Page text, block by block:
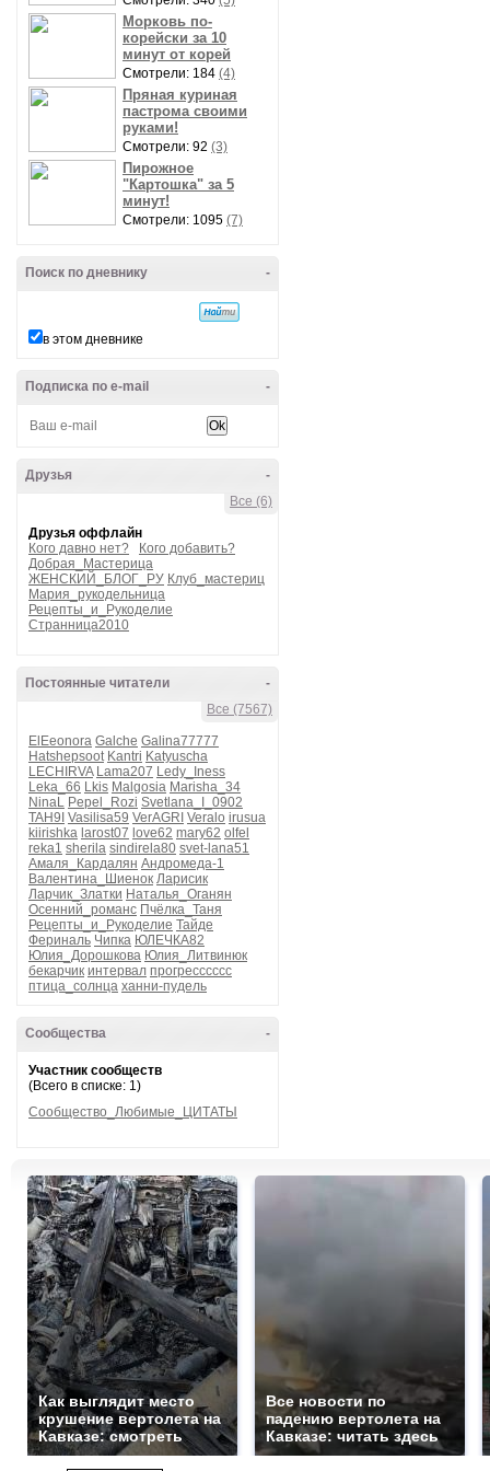
Морковь по-
корейски за 10
минут от корей
Смотрели: 184 (4)
Пряная куриная
пастрома своими
руками!
Смотрели: 92 (3)
Пирожное
"Картошка" за 5
минут!
Смотрели: 1095 (7)
-
Поиск по дневнику
в этом дневнике
-
Подписка по e-mail
-
Друзья
Все (6)
Друзья оффлайн
Кого давно нет?
Кого добавить?
Добрая_Мастерица
ЖЕНСКИЙ_БЛОГ_РУ Клуб_мастериц
Мария_рукодельница
Рецепты_и_Рукоделие
Странница2010
-
Постоянные читатели
Все (7567)
ElEeonora Galche Galina77777
Hatshepsoot Kantri Katyuscha
LECHIRVA Lama207 Ledy_Iness
Leka_66 Lkis Malgosia Marisha_34
NinaL Pepel_Rozi Svetlana_I_0902
TAH9I Vasilisa59 VerAGRI Veralo irusua
kiirishka larost07 love62 mary62 olfel
reka1 sherila sindirela80 svet-lana51
Амаля_Кардалян Андромеда-1
Валентина_Шиенок Ларисик
Ларчик_Златки Наталья_Оганян
Осенний_романс Пчёлка_Таня
Рецепты_и_Рукоделие Тайде
Фериналь Чипка ЮЛЕЧКА82
Юлия_Дорошкова Юлия_Литвинюк
бекарчик интервал прогресссссс
птица_солнца ханни-пудель
-
Сообщества
Участник сообществ
(Всего в списке: 1)
Сообщество_Любимые_ЦИТАТЫ
Как выглядит место
крушение вертолета на
Кавказе: смотреть
Все новости по
падению вертолета на
Кавказе: читать здесь